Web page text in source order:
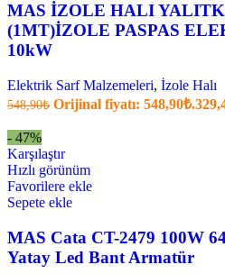
MAS İZOLE HALI
(1MT)İZOLE PASPAS
10kW
Elektrik Sarf Malzemeleri, İzole Halı
548,90₺ Orijinal fiyatı: 548,90₺.
- 47%
Karşılaştır
Hızlı görünüm
Favorilere ekle
Sepete ekle
MAS Cata CT-2479 100W
Yatay Led Bant Armatür